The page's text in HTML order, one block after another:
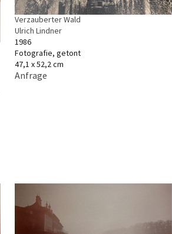
Verzauberter Wald
Ulrich Lindner
1986
Fotografie, getont
47,1 x 52,2 cm
Anfrage